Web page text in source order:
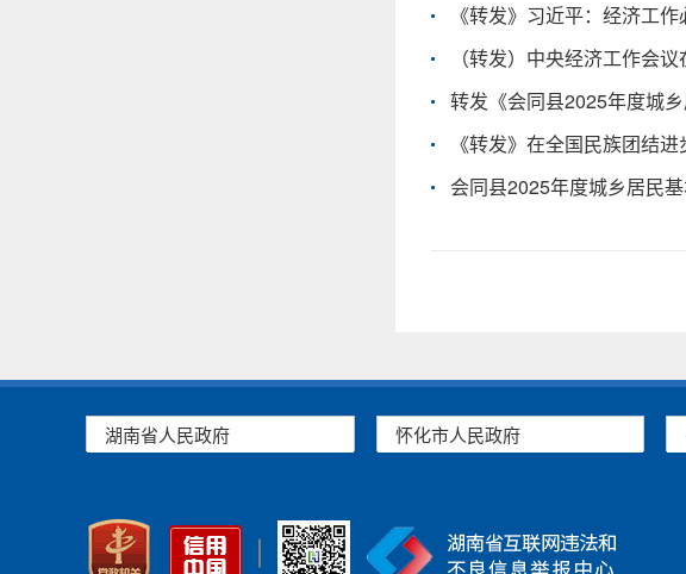
《转发》习近平：经济工
（转发）中央经济工作会
转发《会同县2025年度城
《转发》在全国民族团结
会同县2025年度城乡居民
湖南省人民政府 怀化市人民政府